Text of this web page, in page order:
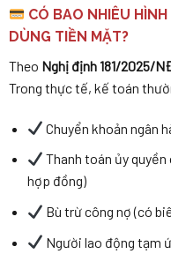
CÓ BAO NHIÊU
DÙNG TIỀN MẶT?
Theo Nghị định 181/2025/
Trong thực tế, kế toán
Chuyển khoản ngân
Thanh toán ủy
hợp đồng)
Bù trừ công nợ (có
Người lao động tạm